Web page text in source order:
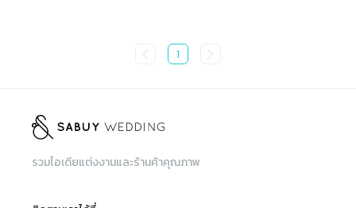
1
รวมไอเดียแต่งงานและร้านค้าคุณภาพ